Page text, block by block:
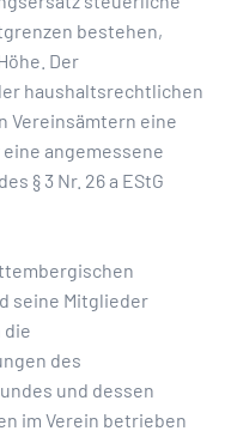
bestehen,
Der
haushaltsrechtlichen
Vereinsämtern eine
angemessene
§ 3 Nr. 26 a EStG
seine Mitglieder
die
des
und dessen
im Verein betrieben